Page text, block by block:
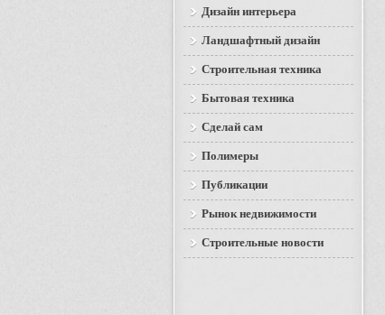
Дизайн интерьера
Ландшафтный дизайн
Строительная техника
Бытовая техника
Сделай сам
Полимеры
Публикации
Рынок недвижимости
Строительные новости